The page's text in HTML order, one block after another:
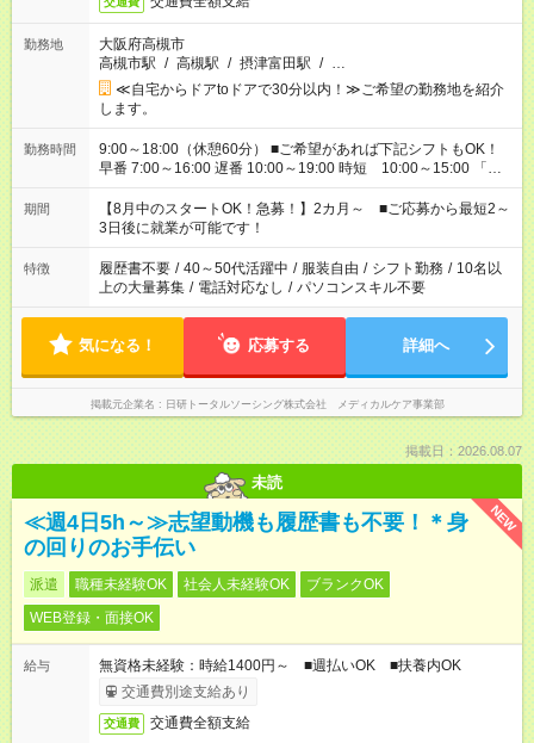
勤務地
大阪府高槻市
高槻市駅 / 高槻駅 / 摂津富田駅 / …
≪自宅からドアtoドアで30分以内！≫ご希望の勤務地を紹介
します。
勤務時間
9:00～18:00（休憩60分） ■ご希望があれば下記シフトもOK！
早番 7:00～16:00 遅番 10:00～19:00 時短 10:00～15:00 「家
族と休みを合わせたい」 「余裕を持って夕飯の準備がしたい」
「できれば残業はしたくない」 など、ご希望を教えてください
ね。 ※Wワーク希望の方へ 今ご覧のお仕事で希望する勤務時間
と、もう1つのお仕事の勤務時間。 合計で週40時間を超える場
合は応募できません。
期間
【8月中のスタートOK！急募！】2カ月～ ■ご応募から最短2～
3日後に就業が可能です！
特徴 履歴書不要 / 40～50代活躍中 / 服装自由 / シフト勤務 / 10名以
上の大量募集 / 電話対応なし / パソコンスキル不要
気になる！ 応募する 詳細へ
掲載元企業名 日研トータルソーシング株式会社 メディカルケア事業部
掲載日：2026.08.07
未読
NEW
≪週4日5h～≫志望動機も履歴書も不要！＊身
の回りのお手伝い
派遣 職種未経験OK 社会人未経験OK
ブランクOK
WEB登録・面接OK
給与
無資格未経験：時給1400円～ ■週払いOK ■扶養内OK
交通費別途支給あり
交通費 交通費全額支給